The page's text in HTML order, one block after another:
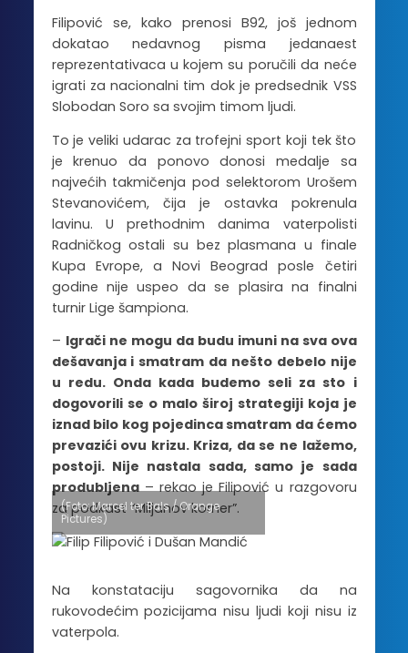
Filipović se, kako prenosi B92, još jednom
dokatao nedavnog pisma jedanaest
reprezentativaca u kojem su poručili da neće
igrati za nacionalni tim dok je predsednik VSS
Slobodan Soro sa svojim timom ljudi.
To je veliki udarac za trofejni sport koji tek što
je krenuo da ponovo donosi medalje sa
najvećih takmičenja pod selektorom Urošem
Stevanovićem, čija je ostavka pokrenula
lavinu. U prethodnim danima vaterpolisti
Radničkog ostali su bez plasmana u finale
Kupa Evrope, a Novi Beograd posle četiri
godine nije uspeo da se plasira na finalni
turnir Lige šampiona.
– Igrači ne mogu da budu imuni na sva ova
dešavanja i smatram da nešto debelo nije
u redu. Onda kada budemo seli za sto i
dogovorili se o malo široj strategiji koja je
iznad bilo kog pojedinca smatram da ćemo
prevazići ovu krizu. Kriza, da se ne lažemo,
postoji. Nije nastala sada, samo je sada
produbljena– rekao je Filipović u razgovoru
za podkast “Miljanov korner”.
(Foto: Marcel ter Bals / Orange
Pictures)
Na konstataciju sagovornika da na
rukovodećim pozicijama nisu ljudi koji nisu iz
vaterpola.